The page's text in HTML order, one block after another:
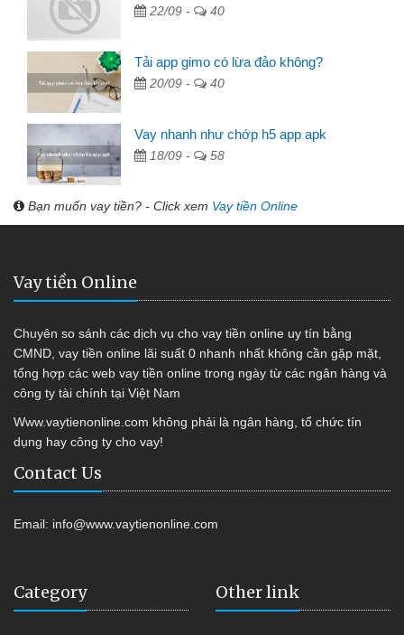
22/09 - 40
Tải app gimo có lừa đảo không?
20/09 - 40
Vay nhanh như chớp h5 app apk
18/09 - 58
Bạn muốn vay tiền? - Click xem Vay tiền Online
Vay tiền Online
Chuyên so sánh các dịch vụ cho vay tiền online uy tín bằng
CMND, vay tiền online lãi suất 0 nhanh nhất không cần gặp mặt,
tổng hợp các web vay tiền online trong ngày từ các ngân hàng và
công ty tài chính tại Việt Nam
Www.vaytienonline.com không phải là ngân hàng, tổ chức tín
dụng hay công ty cho vay!
Contact Us
Email: info@www.vaytienonline.com
Category Other link